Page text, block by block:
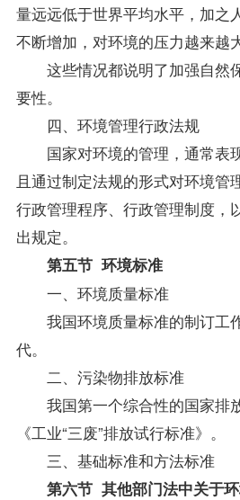
量远远低于世界平均水平，加之
不断增加，对环境的压力越来越大
这些情况都说明了加强自然
要性。
四、环境管理行政法规
国家对环境的管理，通常表
且通过制定法规的形式对环境管
行政管理程序、行政管理制度，
出规定。
第五节 环境标准
一、环境质量标准
我国环境质量标准的制订工
代。
二、污染物排放标准
我国第一个综合性的国家排
《工业“三废”排放试行标准》。
三、基础标准和方法标准
第六节 其他部门法中关于环